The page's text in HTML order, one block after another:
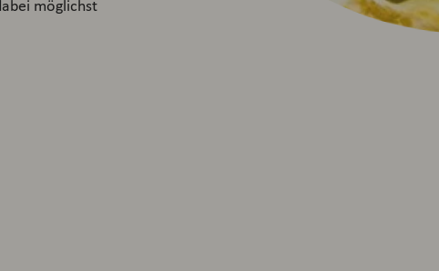
möglichst